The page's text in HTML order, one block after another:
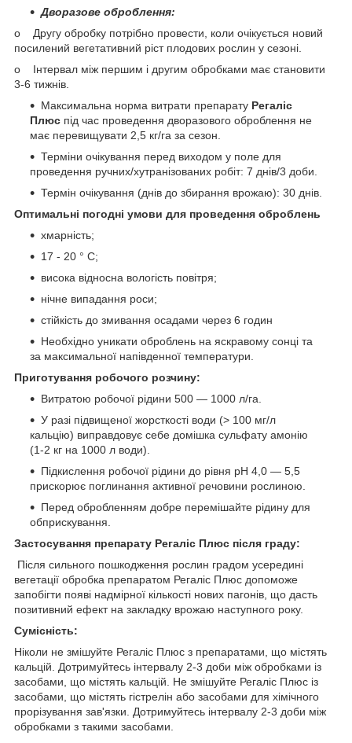
Дворазове оброблення:
o Другу обробку потрібно провести, коли очікується новий
посилений вегетативний ріст плодових рослин у сезоні.
o Інтервал між першим і другим обробками має становити
3-6 тижнів.
Максимальна норма витрати препарату Регаліс
Плюс під час проведення дворазового оброблення не
має перевищувати 2,5 кг/га за сезон.
Терміни очікування перед виходом у поле для
проведення ручних/хутранізованих робіт: 7 днів/3 доби.
Термін очікування (днів до збирання врожаю): 30 днів.
Оптимальні погодні умови для проведення оброблень
хмарність;
17 - 20 ° С;
висока відносна вологість повітря;
нічне випадання роси;
стійкість до змивання осадами через 6 годин
Необхідно уникати оброблень на яскравому сонці та
за максимальної напівденної температури.
Приготування робочого розчину:
Витратою робочої рідини 500 — 1000 л/га.
У разі підвищеної жорсткості води (> 100 мг/л
кальцію) виправдовує себе домішка сульфату амонію
(1-2 кг на 1000 л води).
Підкислення робочої рідини до рівня pH 4,0 — 5,5
прискорює поглинання активної речовини рослиною.
Перед обробленням добре перемішайте рідину для
обприскування.
Застосування препарату Регаліс Плюс після граду:
Після сильного пошкодження рослин градом усередині
вегетації обробка препаратом Регаліс Плюс допоможе
запобігти появі надмірної кількості нових пагонів, що дасть
позитивний ефект на закладку врожаю наступного року.
Сумісність:
Ніколи не змішуйте Регаліс Плюс з препаратами, що містять
кальцій. Дотримуйтесь інтервалу 2-3 доби між обробками із
засобами, що містять кальцій. Не змішуйте Регаліс Плюс із
засобами, що містять гістрелін або засобами для хімічного
прорізування зав'язки. Дотримуйтесь інтервалу 2-3 доби між
обробками з такими засобами.